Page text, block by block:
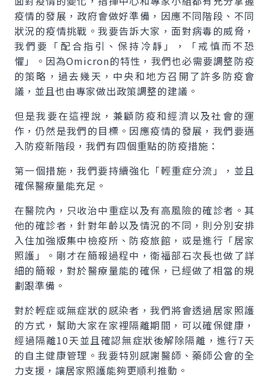
疫情的發展，政府會做好準備，因應不同階段、不同
狀況的疫情挑戰。我要告訴大家，面對病毒的威脅，
我們要「配合指引、保持冷靜」，「戒慎而不恐
懼」。因為Omicron的特性，我們也必需要調整防疫
的策略，過去幾天，中央和地方召開了許多防疫會
議，並且也由專家做出政策調整的建議。
但是我要在這裡說，兼顧防疫和經濟以及社會的運
作，仍然是我們的目標。因應疫情的發展，我們要邁
入防疫新階段，我們有四個重點的防疫措施：
第一個措施，我們要持續強化「輕重症分流」，並且
確保醫療量能充足。
在醫院內，只收治中重症以及有高風險的確診者。其
他的確診者，針對年齡以及情況的不同，則分別安排
入住加強版集中檢疫所、防疫旅館，或是進行「居家
照護」。剛才在簡報過程中，衛福部石次長也做了詳
細的簡報，對於醫療量能的確保，已經做了相當的規
劃跟準備。
對於輕症或無症狀的感染者，我們將會透過居家照護
的方式，幫助大家在家裡隔離期間，可以確保健康，
經過隔離10天並且確認無症狀後解除隔離，進行7天
的自主健康管理。我要特別感謝醫師、藥師公會的全
力支援，讓居家照護能夠更順利推動。